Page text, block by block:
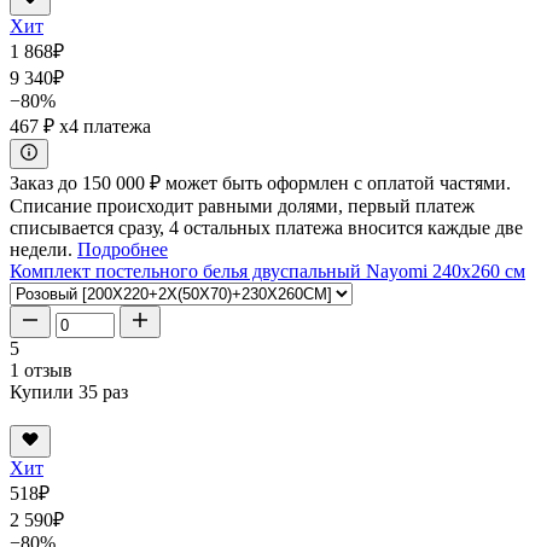
Хит
1 868₽
9 340₽
−80%
467 ₽ x4 платежа
Заказ до 150 000 ₽ может быть оформлен с оплатой частями.
Списание происходит равными долями, первый платеж
списывается сразу, 4 остальных платежа вносится каждые две
недели. Подробнее
Комплект постельного белья двуспальный Nayomi 240x260 см
5
1 отзыв
Купили 35 раз
Хит
518₽
2 590₽